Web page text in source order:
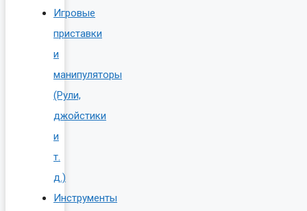
Игровые
приставки
и
манипуляторы
(Рули,
джойстики
и
т.
д.)
Инструменты